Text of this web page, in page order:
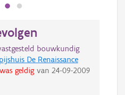
bouwkundig
De Renaissance
was geldigvan 24-09-2009